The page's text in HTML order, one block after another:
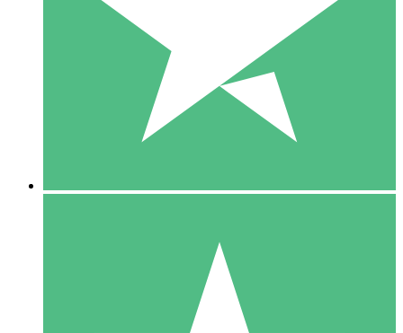
1000
10 Downloaden
20 00